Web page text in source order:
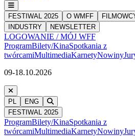
FESTIWAL 2025 O WMFF
INDUSTRY
NEWSLETTER
LOGOWANIE / MÓJ WFF
ProgramBilety/KinaSpotkania z
twórcamiMultimediaKarnetyNowiny
09-18.10.2026
PL
ENG
FESTIWAL 2025
ProgramBilety/KinaSpotkania z
twórcamiMultimediaKarnetyNowiny